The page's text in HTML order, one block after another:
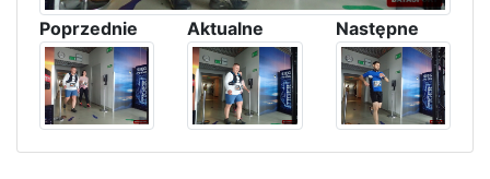
Poprzednie Aktualne Następne